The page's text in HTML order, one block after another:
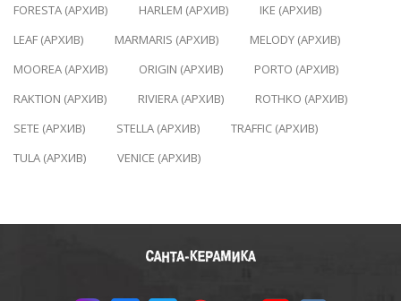
FORESTA (АРХИВ)
HARLEM (АРХИВ)
IKE (АРХИВ)
LEAF (АРХИВ)
MARMARIS (АРХИВ)
MELODY (АРХИВ)
MOOREA (АРХИВ)
ORIGIN (АРХИВ)
PORTO (АРХИВ)
RAKTION (АРХИВ)
RIVIERA (АРХИВ)
ROTHKO (АРХИВ)
SETE (АРХИВ)
STELLA (АРХИВ)
TRAFFIC (АРХИВ)
TULA (АРХИВ)
VENICE (АРХИВ)